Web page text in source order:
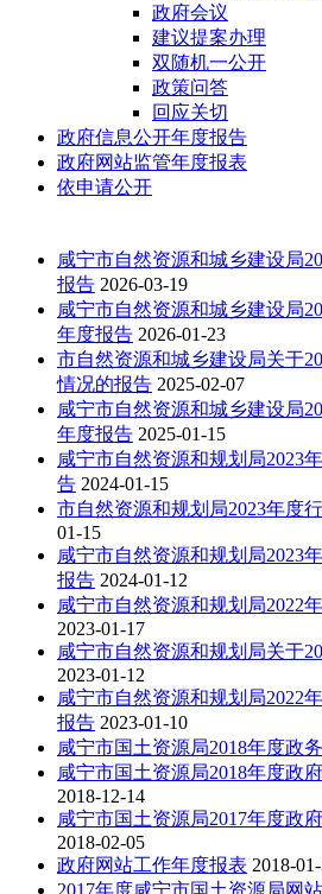
政府会议
建议提案办理
双随机一公开
政策问答
回应关切
政府信息公开年度报告
政府网站监管年度报表
依申请公开
咸宁市自然资源和城乡建设局
报告 2026-03-19
咸宁市自然资源和城乡建设局
年度报告 2026-01-23
市自然资源和城乡建设局关于
情况的报告 2025-02-07
咸宁市自然资源和城乡建设局
年度报告 2025-01-15
咸宁市自然资源和规划局2023
告 2024-01-15
市自然资源和规划局2023年度
01-15
咸宁市自然资源和规划局2023
报告 2024-01-12
咸宁市自然资源和规划局2022
2023-01-17
咸宁市自然资源和规划局关于
2023-01-12
咸宁市自然资源和规划局2022
报告 2023-01-10
咸宁市国土资源局2018年度政
咸宁市国土资源局2018年度政
2018-12-14
咸宁市国土资源局2017年度政
2018-02-05
政府网站工作年度报表 2018-01-
2017年度咸宁市国土资源局网